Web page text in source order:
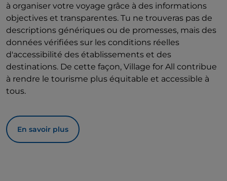
à organiser votre voyage grâce à des informations
objectives et transparentes. Tu ne trouveras pas de
descriptions génériques ou de promesses, mais des
données vérifiées sur les conditions réelles
d'accessibilité des établissements et des
destinations. De cette façon, Village for All contribue
à rendre le tourisme plus équitable et accessible à
tous.
En savoir plus